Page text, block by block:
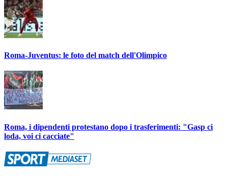
Roma-Juventus: le foto del match dell'Olimpico
Roma, i dipendenti protestano dopo i trasferimenti: "Gasp ci
loda, voi ci cacciate"